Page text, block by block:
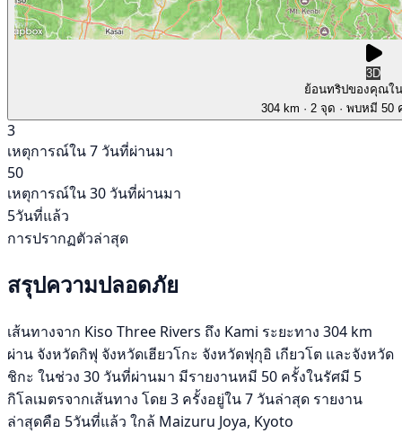
3D
ย้อนทริปของคุณใ
304 km · 2 จุด · พบหมี 50
3
เหตุการณ์ใน 7 วันที่ผ่านมา
50
เหตุการณ์ใน 30 วันที่ผ่านมา
5วันที่แล้ว
การปรากฏตัวล่าสุด
สรุปความปลอดภัย
เส้นทางจาก Kiso Three Rivers ถึง Kami ระยะทาง 304 km
ผ่าน จังหวัดกิฟุ จังหวัดเฮียวโกะ จังหวัดฟุกุอิ เกียวโต และจังหวัด
ชิกะ ในช่วง 30 วันที่ผ่านมา มีรายงานหมี 50 ครั้งในรัศมี 5
กิโลเมตรจากเส้นทาง โดย 3 ครั้งอยู่ใน 7 วันล่าสุด รายงาน
ล่าสุดคือ 5วันที่แล้ว ใกล้ Maizuru Joya, Kyoto